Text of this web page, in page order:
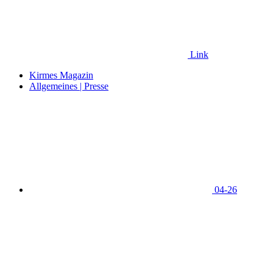
Link
Kirmes Magazin
Allgemeines | Presse
04-26